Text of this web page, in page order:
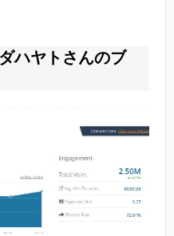
ハヤトさんのブ